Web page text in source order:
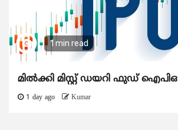
1 min read
മിൽക്കി മിസ്റ്റ് ഡയറി ഫുഡ് ഐപിഒ
1 day ago Kumar